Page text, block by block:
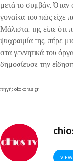
μετά το συμβάν. Όταν
γυναίκα του πώς είχε
Μάλιστα, της είπε ότι
ψυχραιμία της, πήρε
στα γεννητικά του
δημοσίευσε την
πηγή: okokoras.gr
VIEW